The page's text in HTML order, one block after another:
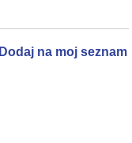
Dodaj na moj seznam